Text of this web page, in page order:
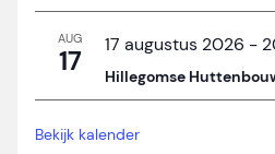
AUG
17 17 augustus 2026 -
Hillegomse
Bekijk kalender